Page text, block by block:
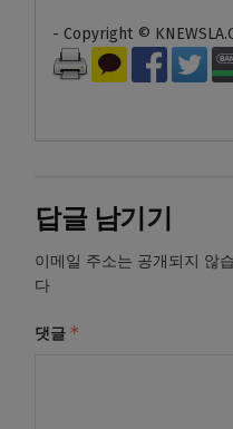
- Copyright ©
답글 남기기
이메일 주소는 공개되지 않
다
댓글 *